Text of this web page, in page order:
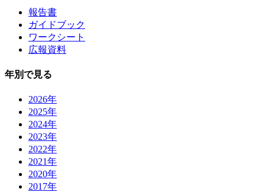
報告書
ガイドブック
ワークシート
広報資料
年別で見る
2026年
2025年
2024年
2023年
2022年
2021年
2020年
2017年